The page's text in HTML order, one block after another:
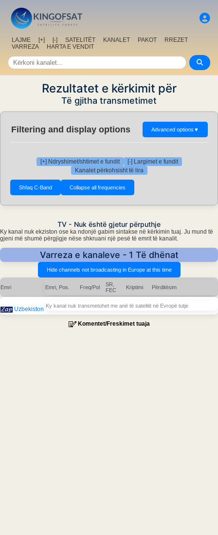
LAJME [+] [-] SATELITËT KANALET PAKOT
RREZET
VARREZA
HARTA E VENDIT
Rezultatet e kërkimit për
Të gjitha transmetimet
Filtering and display options Advanced options ▼
[+] Ndryshimet/shtimet e fundit
[-] Largimet e fundit
Kanalet përkohsisht të lira
TV - Nuk është gjetur përputhje
Ky kanal nuk ekziston ose ka ndonjë gabim sintakse në kërkimin tuaj. Ju mund të
gjeni më shumë përgjigje nëse shkruani një pesë të emrit të kanalit.
Varreza e kanaleve - 1 Të dhënat
Emri Emri, Pos. Freq/Pol
SR,
FEC
Kriptimi Përditësim
Uzbekiston Ky kanal nuk transmetohet me anë të satelitit në Evropë tutje
Komentet/Freskimet tuaja